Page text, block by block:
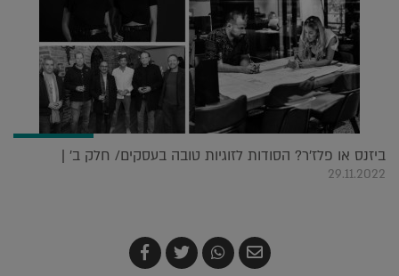
ביזנס או פלז'ר? הסודות לזוגיות טובה בעסקים/ חלק ב' |
29.11.2022
שלח
בדואר
שתף
ב-
צייץ
ב-
שתף
ב-